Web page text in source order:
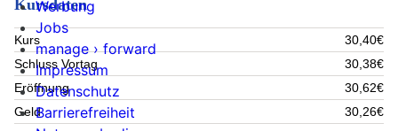
Kursdaten
Kurs
30,40€
Schluss Vortag
30,38€
Eröffnung
30,62€
Geld
30,26€
Werbung
Jobs
manage › forward
Impressum
Datenschutz
Barrierefreiheit